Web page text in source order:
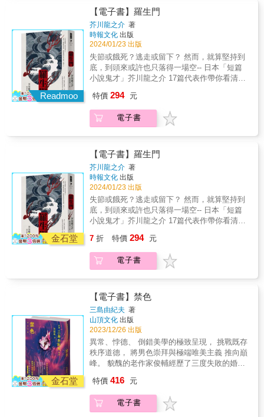
隱情？ &
前，她就被北國荒野中的食人熊做成「人類女
性」的罐頭吃掉了？ 跟著夏子踏上征途，只要
一翻開本書，你就捨不得放下！ &
引大木與其子太一郎替音子復仇&hellip;&hellip;
& 「春天的向晚時分，庭園蒙上淡藍色暮靄，
& 妳浮現在暮靄中，緩步走來&hellip;&hellip;」
& 曾經將男人喚作「小男孩」的十六歲少女，
而今以另一個妖媚的胴體緩緩走來。從畫筆間
擴散開來的愛恨情欲，深深攪動著被因緣所束
縛的五個人物的命運。 & &Dagger; & 《美麗
論》上連載，川端透過一名女畫家年輕時的悲
戀，以優美的文字細膩描繪人生愛欲的絕望與
物哀之美。從唯美的少女初戀、不倫與同性
同時，也開啟文學與繪畫藝術的雙重探索，足
見作家晚年高超的敘事技巧及成熟的長篇小說
手法。 & 小說家的步伐一路巡遊京都、鎌倉、
江之島、琵琶湖，作家藉由大木與音子伴隨古
剎鐘響再次流向心中的愛憎，讓今昔時空相互
浸透，將美學意識融合在精采的敘事之中，一
展江戶時代以降東西古都風情；其筆下一幕幕
內心深處的另一座古都。 & 專文推薦 & 吳佩珍
列導讀 沐羽（作家） & 「『就是希望您痛，我
才咬的。』這大抵就是《美麗與哀愁》的核心
了，它咬向讀者，並不指向毀滅，而是情欲與
背德。」──沐羽（作家） &
遠比活著時更快樂， 再用力一點踩我，多踩我
幾下&hellip;&hellip; & 反正我不信神佛，毫無
宗教信仰， 若說我心中有神明，那也只能是颯
子女神。」 & 單單只是與颯子相處，間接的快
感已足以令老人深深著迷。老人無法抗拒的想
滿足眼前這名女子的所有要求，甚至不惜得罪
妻子，豪擲三百萬圓買下奢華珠寶，只為了博
得佳人一笑，也許還能再次親吻她那充滿蠱惑
的小腿&hellip;&hellip;最後，他只要再完成最後
耽美派大師谷崎潤一郎晚年最成熟的傑作，也
是日本戀足美學的最高經典。以遲暮之年的老
人視角，透過日記描寫他對美艷的惡女媳婦的
的興奮與快感，令他幾度在死亡與極樂間來回
徘徊，死灰槁木的晚年再次充滿了喜悅。 &
「我對活下去毫無執著，但只要還活著，就不
可能不被異性吸引。」──谷崎潤一郎 & 谷崎潤
一郎在文學創作中追求耽美，肉體殘忍、痛切
的快感和變態的官能慾望，作品時常出現「嗜
虐」、「享虐」、「女體崇拜」、「戀物癖」
崎，在晚年開創了老人文學的領域，在官能崇
拜上多加「生」與「死」的探索。 & 完成《瘋
癲老人日記》之時，谷崎與書中老人同為七十
書中的老人日記。作品一推出，嶄新的創作形
式與主題，引起日本文壇一片譁然，眾人無一
欽佩谷崎美學難以企及的巔峰。這本堪稱最後
的傑作讓世人更能透徹了解谷崎潤一郎心中最
神聖的畢生信仰──「女體崇拜與永恆之美」。
&
Readmoo
【電子書】羅生門
芥川龍之介 著
時報文化 出版
2024/01/23 出版
失節或餓死？逃走或留下？ 然而，就算堅持到
底，到頭來或許也只落得一場空-- 日本「短篇
小說鬼才」芥川龍之介 17篇代表作帶你看清人
鬼才，日本純文學至高獎項「芥川獎」以他的
名字命名。村上春樹將其與費茲傑羅相提並
論，就連太宰治也癡迷地在本子上反覆寫下他
說擅長捕捉相通於古人與近代人之間的人性閃
光，行文圓融無礙，對人物的心理描寫細膩深
刻，並且對各種文體都能掌握。本書精選人性
糾葛的〈羅生門〉、觸動人心的〈橘子〉、眾
門人面臨大師即將故去的〈枯野抄〉、為教育
盡心竭力的〈毛利老師〉、拚命贖罪的〈小
白〉等十七篇膾炙人口的芥川龍之介經典小
說。 & 讀芥川，讓我們得以稍稍忘卻無法言喻
的疲勞和倦怠，以及不可解的、低劣無聊的人
出家門的下人來到荒廢的城門避雨，察覺到其
上有動靜：原來是一名老嫗在偷拔死人的頭髮
以圖利。下人原本上前制止，並痛斥其行為，
然而情況之後卻有了不一樣的發展
&hellip;&hellip; & 〈橘子〉 懷抱大包袱的邋遢
鄉下女孩，在火車上為何要千方百計地開啟車
窗？ & 〈枯野抄〉 描寫俳句大師松尾芭蕉到了
臨終時刻，前來送別的眾弟子卻各懷心思。有
研究者認為這是反映了當時文壇領袖夏目漱石
之死。 & 〈毛利老師〉 稱呼學生為「諸君」的
毛利老師，是來教英文的？還是，以其自身，
為學生上了「人生」這一課？ & 〈小白〉 家犬
小白某日忽聞鄰家的好友小黑中了捕狗人的圈
套，然而牠沒有上前幫忙，反而逃走了。結
果，後來牠發現自己一身白毛竟成了一身黑
特價 294 元
電子書
金石堂
【電子書】羅生門
芥川龍之介 著
時報文化 出版
2024/01/23 出版
失節或餓死？逃走或留下？ 然而，就算堅持到
底，到頭來或許也只落得一場空-- 日本「短篇
小說鬼才」芥川龍之介 17篇代表作帶你看清人
鬼才，日本純文學至高獎項「芥川獎」以他的
名字命名。村上春樹將其與費茲傑羅相提並
論，就連太宰治也癡迷地在本子上反覆寫下他
說擅長捕捉相通於古人與近代人之間的人性閃
光，行文圓融無礙，對人物的心理描寫細膩深
刻，並且對各種文體都能掌握。本書精選人性
糾葛的〈羅生門〉、觸動人心的〈橘子〉、眾
門人面臨大師即將故去的〈枯野抄〉、為教育
盡心竭力的〈毛利老師〉、拚命贖罪的〈小
白〉等十七篇膾炙人口的芥川龍之介經典小
說。 & 讀芥川，讓我們得以稍稍忘卻無法言喻
的疲勞和倦怠，以及不可解的、低劣無聊的人
出家門的下人來到荒廢的城門避雨，察覺到其
上有動靜：原來是一名老嫗在偷拔死人的頭髮
7 折 特價 294 元
電子書
金石堂
【電子書】禁色
三島由紀夫 著
山頂文化 出版
2023/12/26 出版
異常、悖德、 倒錯美學的極致呈現， 挑戰既存
秩序道德， 將男色崇拜與極端唯美主義 推向巔
峰。 貌醜的老作家俊輔經歷了三度失敗的婚
絕的愛恨折磨着他。偶然地，他遇到一位「絕
對不愛女人」的美青年悠一，那優越的外在與
稚拙的精神，恰似一尊完美的傀儡。於是，沉
特價 416 元
電子書